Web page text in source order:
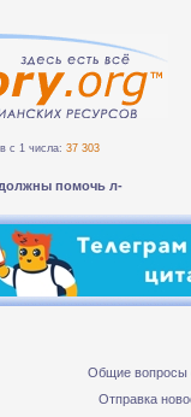
1 числа: 37 303
помочь людям б-
Общие вопросы
Отправка